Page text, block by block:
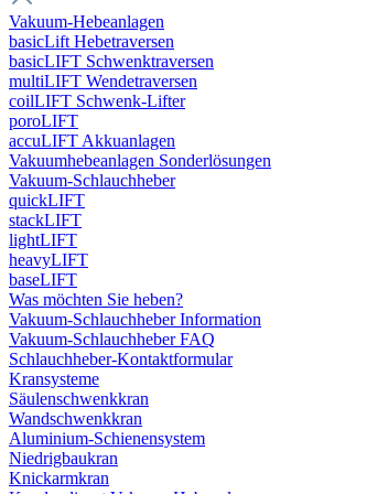
Vakuum-Hebeanlagen
basicLift Hebetraversen
basicLIFT Schwenktraversen
multiLIFT Wendetraversen
coilLIFT Schwenk-Lifter
poroLIFT
accuLIFT Akkuanlagen
Vakuumhebeanlagen Sonderlösungen
Vakuum-Schlauchheber
quickLIFT
stackLIFT
lightLIFT
heavyLIFT
baseLIFT
Was möchten Sie heben?
Vakuum-Schlauchheber Information
Vakuum-Schlauchheber FAQ
Schlauchheber-Kontaktformular
Kransysteme
Säulenschwenkkran
Wandschwenkkran
Aluminium-Schienensystem
Niedrigbaukran
Knickarmkran